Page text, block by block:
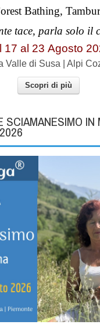
Bathing,
tace, parla solo il
17 al 23 Agosto
Valle di Susa | Alpi
Scopri di più